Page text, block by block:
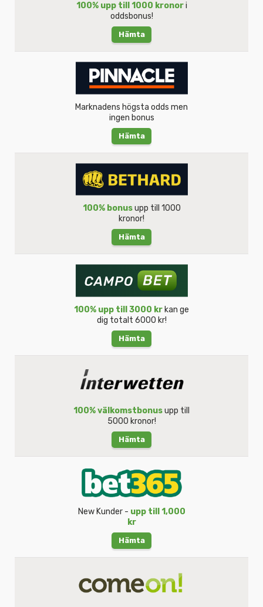
100% upp till 1000 kronori
oddsbonus!
Hämta
Marknadens högsta odds men
ingen bonus
Hämta
100% bonusupp till 1000
kronor!
Hämta
100% upp till 3000 kr kan ge
dig totalt 6000 kr!
Hämta
100% välkomstbonusupp till
5000 kronor!
Hämta
New Kunder - upp till 1,000
kr
Hämta